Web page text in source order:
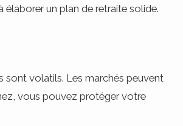
élaborer un plan de retraite solide.
sont volatils. Les marchés peuvent
vous pouvez protéger votre